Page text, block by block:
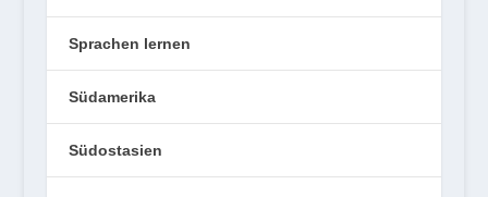
Sprachen lernen
Südamerika
Südostasien